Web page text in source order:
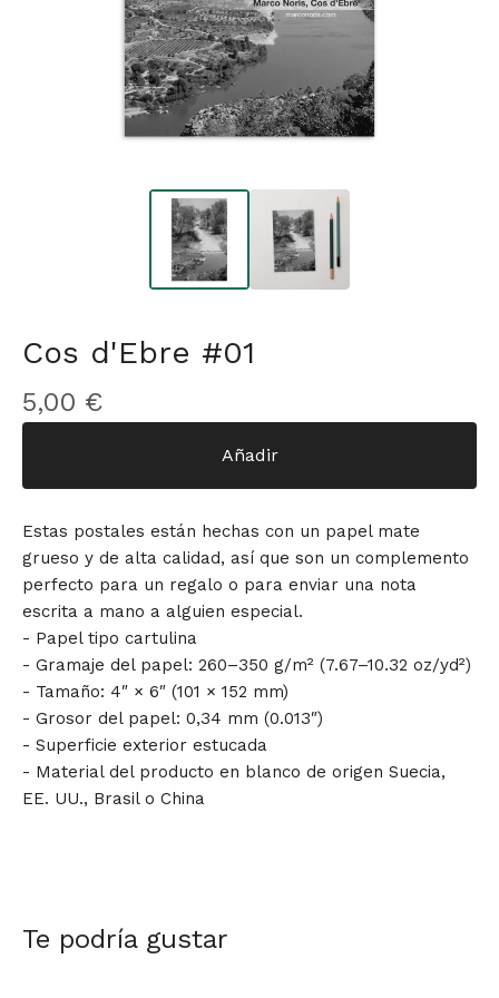
Cos d'Ebre #01
5,00 €
Añadir
Estas postales están hechas con un papel mate
grueso y de alta calidad, así que son un complemento
perfecto para un regalo o para enviar una nota
escrita a mano a alguien especial.
- Papel tipo cartulina
- Gramaje del papel: 260–350 g/m² (7.67–10.32 oz/yd²)
- Tamaño: 4″ × 6″ (101 × 152 mm)
- Grosor del papel: 0,34 mm (0.013″)
- Superficie exterior estucada
- Material del producto en blanco de origen Suecia,
EE. UU., Brasil o China
Te podría gustar